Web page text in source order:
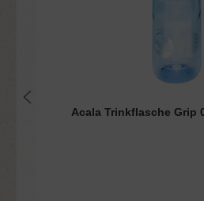
Acala Trinkflasche Grip